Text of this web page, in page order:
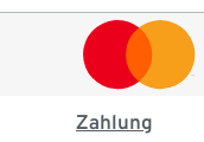
Zahlung